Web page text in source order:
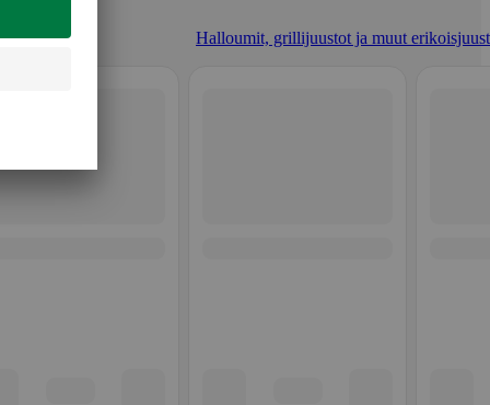
Halloumit, grillijuustot ja muut